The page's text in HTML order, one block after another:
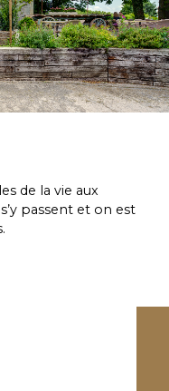
de la vie aux
passent et on est